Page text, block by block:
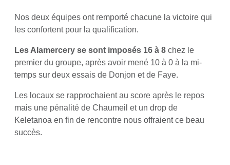
Nos deux équipes ont remporté chacune la victoire qui
les confortent pour la qualification.
Les Alamercery se sont imposés 16 à 8 chez le
premier du groupe, après avoir mené 10 à 0 à la mi-
temps sur deux essais de Donjon et de Faye.
Les locaux se rapprochaient au score après le repos
mais une pénalité de Chaumeil et un drop de
Keletanoa en fin de rencontre nous offraient ce beau
succès.